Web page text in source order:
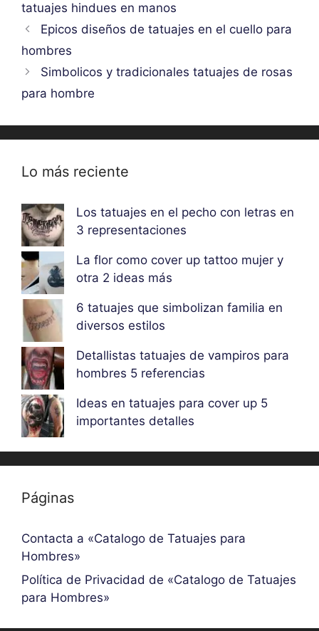
tatuajes hindues en manos
Epicos diseños de tatuajes en el cuello para
hombres
Simbolicos y tradicionales tatuajes de rosas
para hombre
Lo más reciente
Los tatuajes en el pecho con letras en
3 representaciones
La flor como cover up tattoo mujer y
otra 2 ideas más
6 tatuajes que simbolizan familia en
diversos estilos
Detallistas tatuajes de vampiros para
hombres 5 referencias
Ideas en tatuajes para cover up 5
importantes detalles
Páginas
Contacta a «Catalogo de Tatuajes para
Hombres»
Política de Privacidad de «Catalogo de Tatuajes
para Hombres»